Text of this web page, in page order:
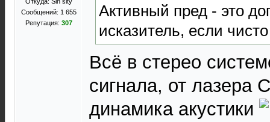
Сообщений: 1 655
Репутация: 307
Активный пред - это
исказитель, если
Всё в стерео
сигнала, от лазера
динамика акустики